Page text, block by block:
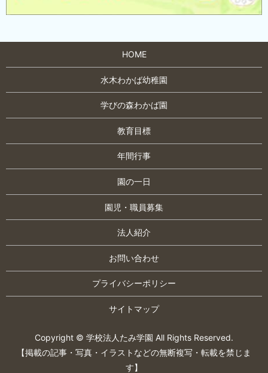
HOME
水木わかば幼稚園
学びの森わかば園
教育目標
年間行事
園の一日
園児・職員募集
法人紹介
お問い合わせ
プライバシーポリシー
サイトマップ
Copyright © 学校法人たみ学園 All Rights Reserved.
【掲載の記事・写真・イラストなどの無断複写・転載を禁じま
す】